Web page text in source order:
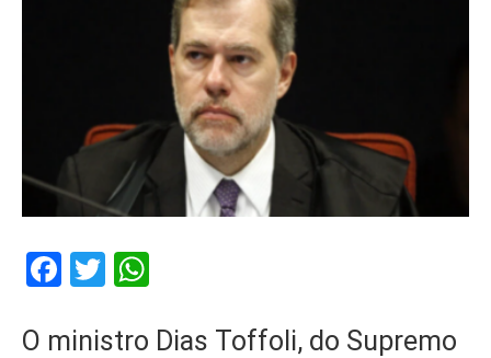
Facebook
Twitter
O ministro Dias Toffoli, do Supremo